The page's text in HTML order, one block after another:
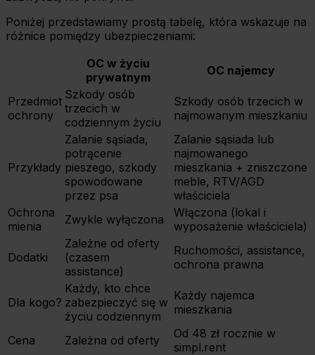
Poniżej przedstawiamy prostą tabelę, która wskazuje na
różnice pomiędzy ubezpieczeniami:
OC w życiu
prywatnym
OC najemcy
Przedmiot
ochrony
Szkody osób
trzecich w
codziennym życiu
Szkody osób trzecich w
najmowanym mieszkaniu
Przykłady
Zalanie sąsiada,
potrącenie
pieszego, szkody
spowodowane
przez psa
Zalanie sąsiada lub
najmowanego
mieszkania + zniszczone
meble, RTV/AGD
właściciela
Ochrona
mienia
Zwykle wyłączona
Włączona (lokal i
wyposażenie właściciela)
Dodatki
Zależne od oferty
(czasem
assistance)
Ruchomości, assistance,
ochrona prawna
Dla kogo?
Każdy, kto chce
zabezpieczyć się w
życiu codziennym
Każdy najemca
mieszkania
Cena Zależna od oferty
Od 48 zł rocznie w
simpl.rent